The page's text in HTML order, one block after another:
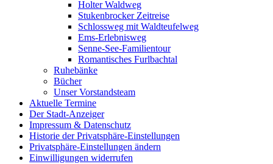
Holter Waldweg
Stukenbrocker Zeitreise
Schlossweg mit Waldteufelweg
Ems-Erlebnisweg
Senne-See-Familientour
Romantisches Furlbachtal
Ruhebänke
Bücher
Unser Vorstandsteam
Aktuelle Termine
Der Stadt-Anzeiger
Impressum & Datenschutz
Historie der Privatsphäre-Einstellungen
Privatsphäre-Einstellungen ändern
Einwilligungen widerrufen